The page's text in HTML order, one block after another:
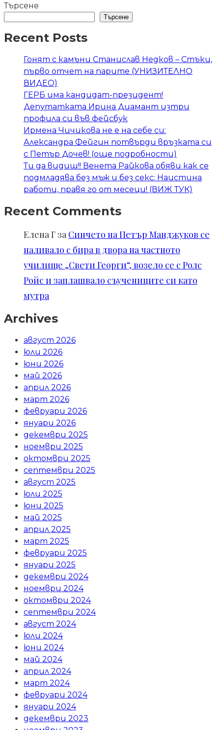
Търсене
Търсене
Recent Posts
Гонят с камъни Станислав Недков – Стъки,
първо отчет на парите (УНИЗИТЕЛНО
ВИДЕО)
ГЕРБ има кандидат-президент!
Депутатката Ирина Диамант изтри
профила си във фейсбук
Ирмена Чичикова не е на себе си:
Александра Фейгин потвърди връзката си
с Петър Дочев! (още подробности)
Ти да видиш!! Венета Райкова обяви как се
подмладява без мъж и без секс: Наистина
работи, правя го от месеци! (ВИЖ ТУК)
Recent Comments
Елена Г за Синчето на Петър Манджуков се
наливало с бира в двора на частното
училище „Свети Георги“, возело се с Ролс
Ройс и заплашвало съучениците си като
мутра
Archives
август 2026
юли 2026
юни 2026
май 2026
април 2026
март 2026
февруари 2026
януари 2026
декември 2025
ноември 2025
октомври 2025
септември 2025
август 2025
юли 2025
юни 2025
май 2025
април 2025
март 2025
февруари 2025
януари 2025
декември 2024
ноември 2024
октомври 2024
септември 2024
август 2024
юли 2024
юни 2024
май 2024
април 2024
март 2024
февруари 2024
януари 2024
декември 2023